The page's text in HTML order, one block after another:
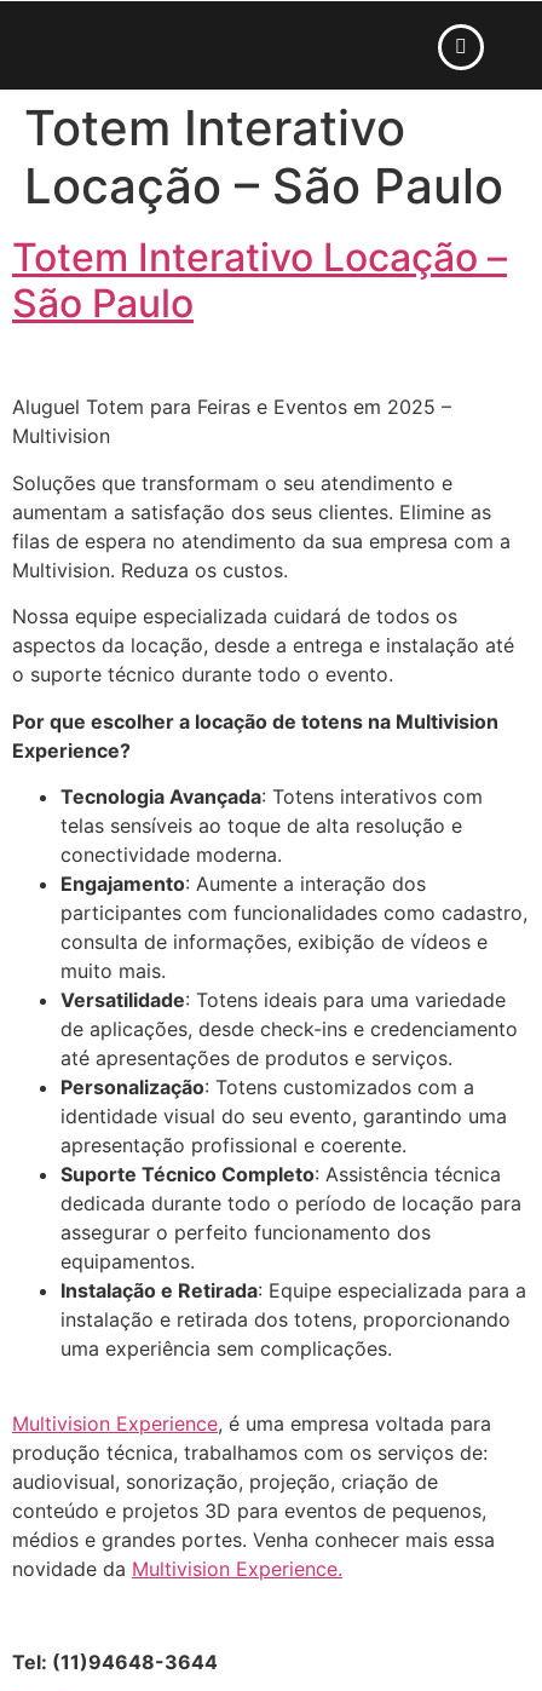
Totem Interativo
Locação – São Paulo
Totem Interativo Locação –
São Paulo
Aluguel Totem para Feiras e Eventos em 2025 –
Multivision
Soluções que transformam o seu atendimento e
aumentam a satisfação dos seus clientes. Elimine as
filas de espera no atendimento da sua empresa com a
Multivision. Reduza os custos.
Nossa equipe especializada cuidará de todos os
aspectos da locação, desde a entrega e instalação até
o suporte técnico durante todo o evento.
Por que escolher a locação de totens na Multivision
Experience?
Tecnologia Avançada: Totens interativos com
telas sensíveis ao toque de alta resolução e
conectividade moderna.
Engajamento: Aumente a interação dos
participantes com funcionalidades como cadastro,
consulta de informações, exibição de vídeos e
muito mais.
Versatilidade: Totens ideais para uma variedade
de aplicações, desde check-ins e credenciamento
até apresentações de produtos e serviços.
Personalização: Totens customizados com a
identidade visual do seu evento, garantindo uma
apresentação profissional e coerente.
Suporte Técnico Completo: Assistência técnica
dedicada durante todo o período de locação para
assegurar o perfeito funcionamento dos
equipamentos.
Instalação e Retirada: Equipe especializada para a
instalação e retirada dos totens, proporcionando
uma experiência sem complicações.
Multivision Experience, é uma empresa voltada para
produção técnica, trabalhamos com os serviços de:
audiovisual, sonorização, projeção, criação de
conteúdo e projetos 3D para eventos de pequenos,
médios e grandes portes. Venha conhecer mais essa
novidade da Multivision Experience.
Tel: (11)94648-3644